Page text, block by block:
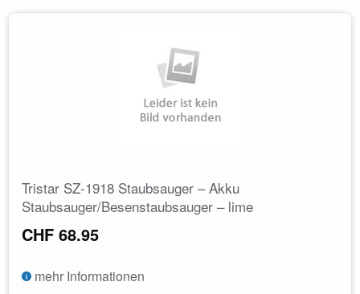
Tristar SZ-1918 Staubsauger – Akku
Staubsauger/Besenstaubsauger – lime
CHF 68.95
mehr Informationen